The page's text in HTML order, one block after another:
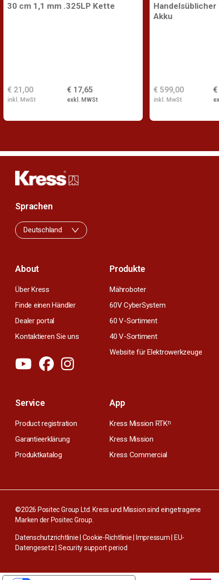
30 cm 1,1 mm .325LP Kette
€ 17,65
exkl. MWSt
€ 21,00
inkl. MwSt
Handelsüblicher
Akku
€
€ 599,00
inkl. MwSt
About
Über Kress
Finde einen Händler
Dealer portal
Kontaktieren Sie uns
Produkte
Mähroboter
60V CyberSystem
60 V-Sortiment
40 V-Sortiment
Website für Elektrowerkzeuge
Service
Product registration
Garantieerklärung
Produktkatalog
App
Kress Mission RTKn
Kress Mission
Kress Commercial
Sprachen
Deutschland
©2026 Positec Group Ltd. Kress und Mission sind eingetragene
Marken der Positec Group.
Datenschutzrichtlinie Cookie-Richtlinie Impressum
EU-
Datengesetz |Security support period